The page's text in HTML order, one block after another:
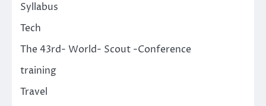
Syllabus
Tech
The 43rd- World- Scout -Conference
training
Travel